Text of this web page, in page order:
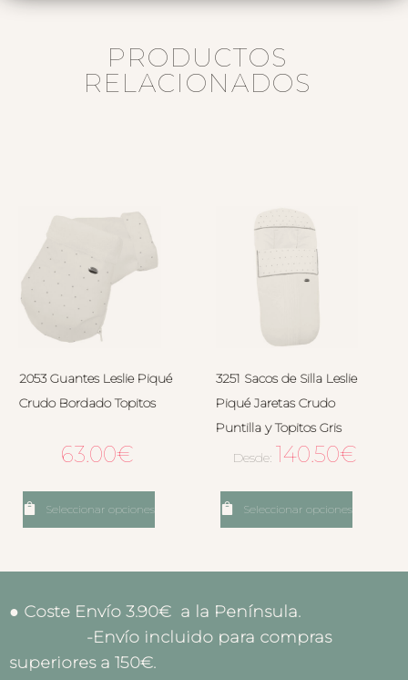
PRODUCTOS
RELACIONADOS
2053 Guantes Leslie Piqué
Crudo Bordado Topitos
63.00€
Seleccionar opciones
3251 Sacos de Silla Leslie
Piqué Jaretas Crudo
Puntilla y Topitos Gris
Desde: 140.50€
Seleccionar opciones
● Coste Envío 3.90€ a la Península.
-Envío incluido para compras
superiores a 150€.